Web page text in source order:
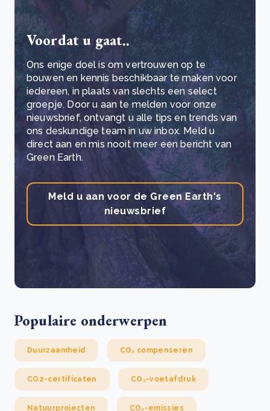
Voordat u gaat..
Ons enige doel is om vertrouwen op te
bouwen en kennis beschikbaar te maken voor
iedereen, in plaats van slechts een select
groepje. Door u aan te melden voor onze
nieuwsbrief, ontvangt u alle tips en trends van
ons deskundige team in uw inbox. Meld u
direct aan en mis nooit meer een bericht van
Green Earth.
Meld u aan voor de Green Earth's
nieuwsbrief
Populaire onderwerpen
Duurzaamheid CO₂ compenseren
CO2-certificaten CO₂-voetafdruk
Natuurprojecten CO₂-emissies